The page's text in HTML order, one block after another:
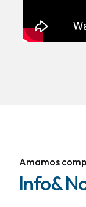
Amamos
Info&